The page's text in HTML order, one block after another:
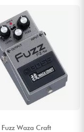
Waza Craft